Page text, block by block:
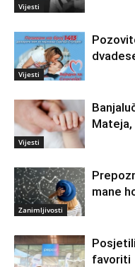
Vijesti
Vijesti
Vijesti
Mateja,
Zanimljivosti
mane
favoriti